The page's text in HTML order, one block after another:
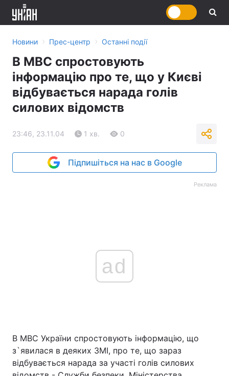
Новини › Прес-центр › Останні події
В МВС спростовують
інформацію про те, що у Києві
відбувається нарада голів
силових відомств
23:46, 23.11.04 1 хв. 0
Підпишіться на нас в Google
Реклама
ad
В МВС України спростовують інформацію, що
з`явилася в деяких ЗМІ, про те, що зараз
відбувається нарада за участі голів силових